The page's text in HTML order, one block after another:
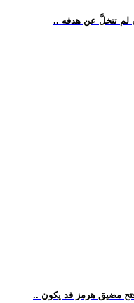
لم تتخلَّ عن هدفه
مضيق هرمز قد يكون